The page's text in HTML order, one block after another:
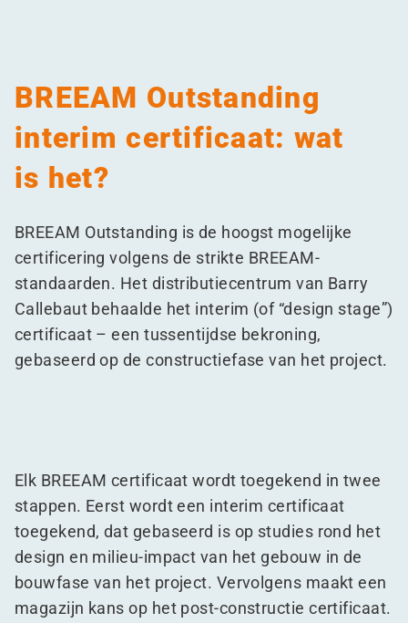
BREEAM Outstanding
interim certificaat: wat
is het?
BREEAM Outstanding is de hoogst mogelijke
certificering volgens de strikte BREEAM-
standaarden. Het distributiecentrum van Barry
Callebaut behaalde het interim (of “design stage”)
certificaat – een tussentijdse bekroning,
gebaseerd op de constructiefase van het project.
Elk BREEAM certificaat wordt toegekend in twee
stappen. Eerst wordt een interim certificaat
toegekend, dat gebaseerd is op studies rond het
design en milieu-impact van het gebouw in de
bouwfase van het project. Vervolgens maakt een
magazijn kans op het post-constructie certificaat.